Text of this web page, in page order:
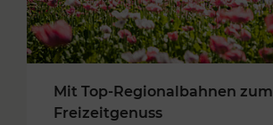
Mit Top-Regionalbahnen zum
Freizeitgenuss